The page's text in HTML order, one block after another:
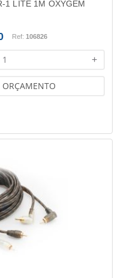
1 LITE 1M OXYGEM
Ref:106826
+